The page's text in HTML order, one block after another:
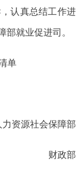
认真总结工作进
部就业促进司。
单
力资源社会保障部
财政部